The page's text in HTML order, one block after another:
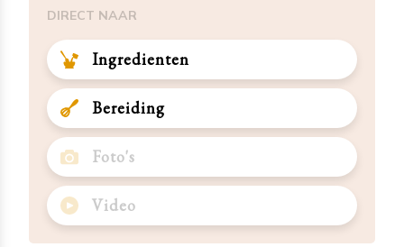
DIRECT NAAR
Ingredienten
Bereiding
Foto's
Video